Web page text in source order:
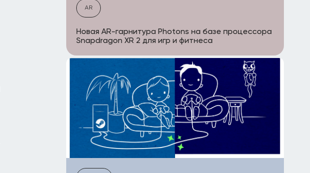
AR
Новая AR-гарнитура Photons на базе процессора
Snapdragon XR 2 для игр и фитнеса